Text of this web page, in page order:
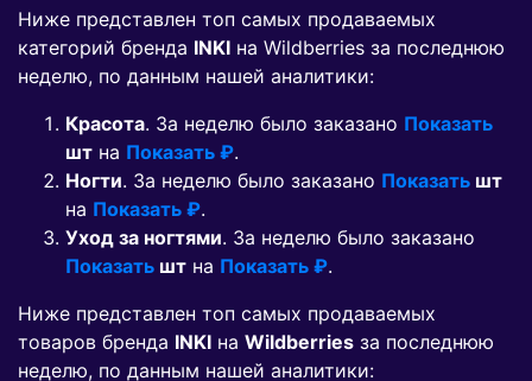
Ниже представлен топ самых продаваемых
категорий бренда INKI на Wildberries за последнюю
неделю, по данным нашей аналитики:
Красота. За неделю было заказано Показать
шт на Показать ₽.
Ногти. За неделю было заказано Показать шт
на Показать ₽.
Уход за ногтями. За неделю было заказано
Показать шт на Показать ₽.
Ниже представлен топ самых продаваемых
товаров бренда INKI на Wildberries за последнюю
неделю, по данным нашей аналитики: